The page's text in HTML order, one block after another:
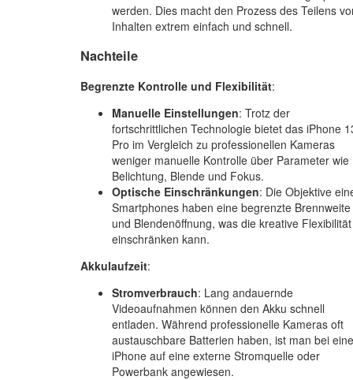
werden. Dies macht den Prozess des Teilens
Inhalten extrem einfach und schnell.
Nachteile
Begrenzte Kontrolle und Flexibilität:
Manuelle Einstellungen: Trotz der
fortschrittlichen Technologie bietet das iPhone
Pro im Vergleich zu professionellen Kameras
weniger manuelle Kontrolle über Parameter wie
Belichtung, Blende und Fokus.
Optische Einschränkungen: Die Objektive
Smartphones haben eine begrenzte Brennweite
und Blendenöffnung, was die kreative Flexibilität
einschränken kann.
Akkulaufzeit:
Stromverbrauch: Lang andauernde
Videoaufnahmen können den Akku schnell
entladen. Während professionelle Kameras oft
austauschbare Batterien haben, ist man bei
iPhone auf eine externe Stromquelle oder
Powerbank angewiesen.